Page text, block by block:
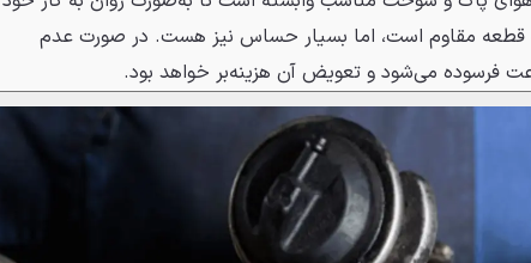
قطعه مقاوم است، اما بسیار حساس نیز هست. در صورت عدم
فرسوده می‌شود و تعویض آن هزینه‌بر خواهد بود.